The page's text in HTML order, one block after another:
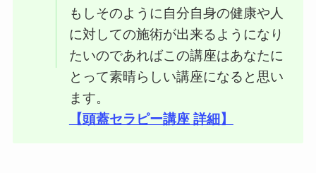
もしそのように自分自身の健康や人
に対しての施術が出来るようになり
たいのであればこの講座はあなたに
とって素晴らしい講座になると思い
ます。
【頭蓋セラピー講座 詳細】